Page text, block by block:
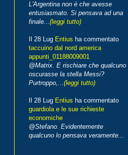
L'Argentina non è che avesse
entusiasmato. Si pensava ad una
finale...(leggi tutto)
Il 28 Lug Entius ha commentato
taccuino dal nord america
appunti_01188009001
@Matrix. E rischiare che qualcuno
oscurasse la stella Messi?
Purtroppo,...(leggi tutto)
Il 28 Lug Entius ha commentato
guardiola e le sue richieste
economiche
@Stefano. Evidentemente
qualcuno lo pensava veramente...